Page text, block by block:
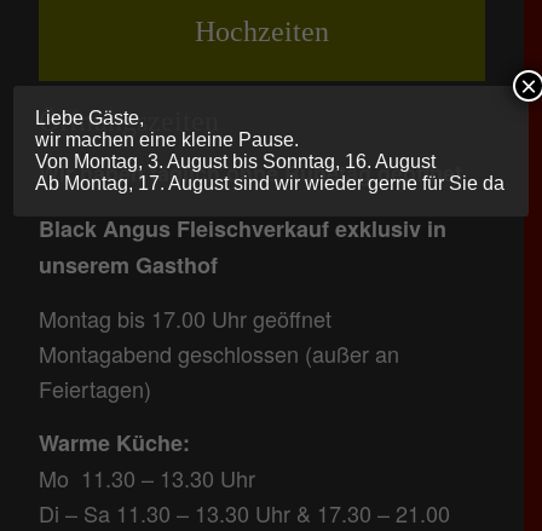
Hochzeiten
Öffnungszeiten
Wir haben täglich ohne Ruhetag geöffnet
Black Angus Fleischverkauf exklusiv in
unserem Gasthof
Montag bis 17.00 Uhr geöffnet
Montagabend geschlossen (außer an
Feiertagen)
Warme Küche:
Mo 11.30 – 13.30 Uhr
Di – Sa 11.30 – 13.30 Uhr & 17.30 – 21.00
Liebe Gäste,
wir machen eine kleine Pause.
Von Montag, 3. August bis Sonntag, 16. August
Ab Montag, 17. August sind wir wieder gerne für Sie da
×